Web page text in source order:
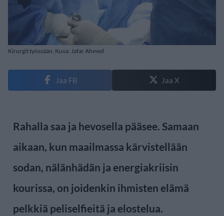
Kirurgit työssään, Kuva: Jafar Ahmed
Jaa FB Jaa X
Rahalla saa ja hevosella pääsee. Samaan
aikaan, kun maailmassa kärvistellään
sodan, nälänhädän ja energiakriisin
kourissa, on joidenkin ihmisten elämä
pelkkiä peliselfieitä ja elostelua.